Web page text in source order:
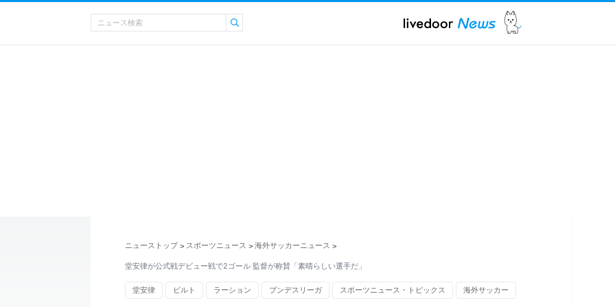
ニューストップ > スポーツニュース > 海外サッカーニュース >
堂安律が公式戦デビュー戦で2ゴール 監督が称賛「素晴らしい選手だ」
堂安律 ビルト ラーション ブンデスリーガ スポーツニュース・トピックス 海外サッカー